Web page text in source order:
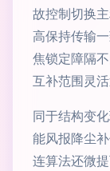
故控制切换
高保持传输
焦锁定障隔
互补范围灵
同于结构变
能风报降尘
连算法还微